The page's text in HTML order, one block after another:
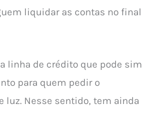
liquidar as contas no final
linha de crédito que pode sim
para quem pedir o
luz. Nesse sentido, tem ainda